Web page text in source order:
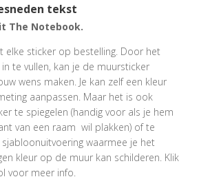
tekst
The Notebook.
elke sticker op bestelling. Door het
te vullen, kan je de muursticker
wens maken. Je kan zelf een kleur
aanpassen. Maar het is ook
te spiegelen (handig voor als je hem
van een raam wil plakken) of te
waarmee je het
kleur op de muur kan schilderen. Klik
voor meer info.